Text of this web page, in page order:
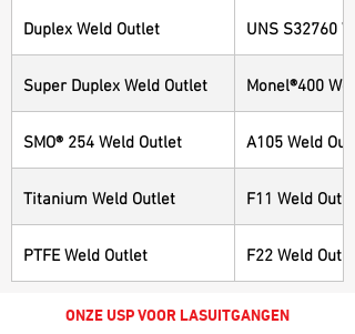
Duplex Weld Outlet UNS S32760
Super Duplex Weld Outlet Monel®400
SMO® 254 Weld Outlet A105 Weld
Titanium Weld Outlet F11 Weld Outlet
PTFE Weld Outlet F22 Weld Outlet
ONZE USP VOOR LASUITGANGEN